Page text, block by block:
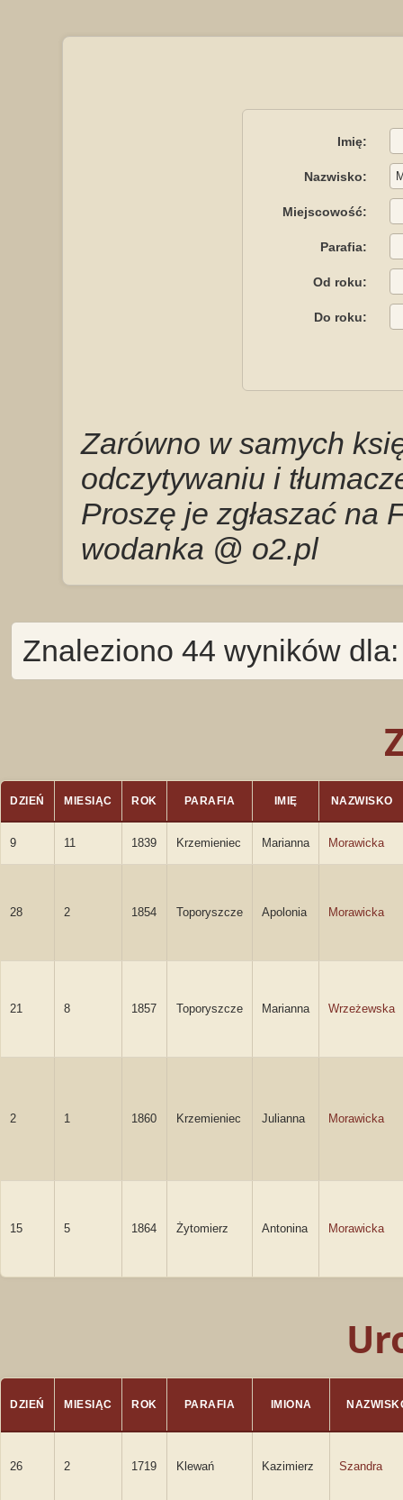
Imię:
Nazwisko:
Miejscowość:
Parafia:
Od roku:
Do roku:
Zarówno w samych
odczytywaniu i
Proszę je zgłaszać na
wodanka @ o2.pl
Znaleziono 44 wyników
DZIEŃ MIESIĄC ROK PARAFIA IMIĘ NAZWISKO
9 11 1839 Krzemieniec Marianna Morawicka
28 2 1854 Toporyszcze Apolonia Morawicka
21 8 1857 Toporyszcze Marianna Wrzeżewska
2 1 1860 Krzemieniec Julianna Morawicka
15 5 1864 Żytomierz Antonina Morawicka
DZIEŃ MIESIĄC ROK PARAFIA IMIONA
26 2 1719 Klewań Kazimierz Szandra